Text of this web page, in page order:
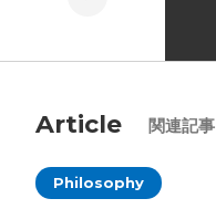
Article 関連記事
Philosophy